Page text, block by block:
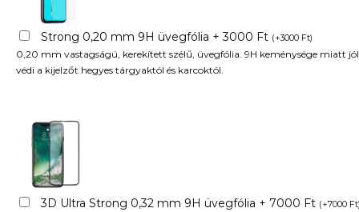
Strong 0,20 mm 9H üvegfólia + 3000 Ft (+3000 Ft)
0,20 mm vastagságú, kerekített szélű, üvegfólia. 9H keménysége miatt jól
védi a kijelzőt hegyes tárgyaktól és karcoktól.
3D Ultra Strong 0,32 mm 9H üvegfólia + 7000 Ft (+7000 Ft